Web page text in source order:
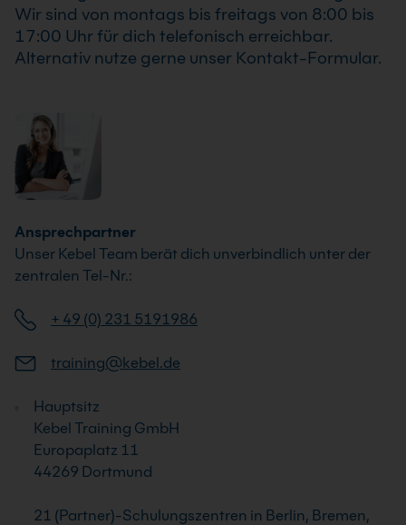
Wir sind von montags bis freitags von 8:00 bis
17:00 Uhr für dich telefonisch erreichbar.
Alternativ nutze gerne unser Kontakt-Formular.
Ansprechpartner
Unser Kebel Team berät dich unverbindlich unter der
zentralen Tel-Nr.:
+ 49 (0) 231 5191986
training@kebel.de
Hauptsitz
Kebel Training GmbH
Europaplatz 11
44269 Dortmund
21 (Partner)-Schulungszentren in Berlin, Bremen,